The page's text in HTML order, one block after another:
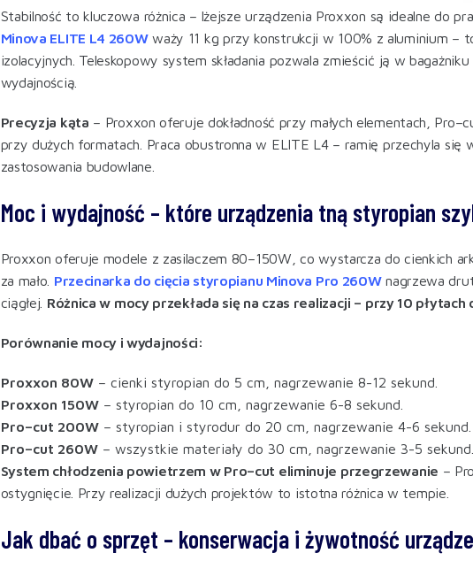
Stabilność to kluczowa różnica – lżejsze urządzenia Proxxon są idealne do
Minova ELITE L4 260Wważy 11 kg przy konstrukcji w 100% z aluminium –
izolacyjnych. Teleskopowy system składania pozwala zmieścić ją w
wydajnością.
Precyzja kąta – Proxxon oferuje dokładność przy małych elementach,
przy dużych formatach. Praca obustronna w ELITE L4 – ramię przechyla
zastosowania budowlane.
Moc i wydajność – które urządzenia tną styropian
Proxxon oferuje modele z zasilaczem 80–150W, co wystarcza do cienkich
za mało. Przecinarka do cięcia styropianu Minova Pro 260Wnagrzewa
ciągłej. Różnica w mocy przekłada się na czas realizacji – przy 10
Porównanie mocy i wydajności:
Proxxon 80W– cienki styropian do 5 cm, nagrzewanie 8-12 sekund.
Proxxon 150W– styropian do 10 cm, nagrzewanie 6-8 sekund.
Pro–cut 200W– styropian i styrodur do 20 cm, nagrzewanie 4-6 sekund.
Pro–cut 260W– wszystkie materiały do 30 cm, nagrzewanie 3-5 sekund.
System chłodzenia powietrzem w Pro–cut eliminuje przegrzewanie –
ostygnięcie. Przy realizacji dużych projektów to istotna różnica w tempie.
Jak dbać o sprzęt – konserwacja i żywotność